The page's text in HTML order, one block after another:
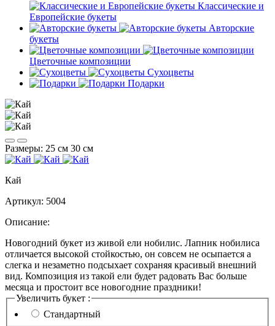
Классические и
Европейские букеты
Авторские
букеты
Цветочные композиции
Сухоцветы
Подарки
Размеры: 25 см 30 см
Кай
Артикул: 5004
Описание:
Новогодний букет из живой ели нобилис. Лапник нобилиса
отличается высокой стойкостью, он совсем не осыпается а
слегка и незаметно подсыхает сохраняя красивый внешний
вид. Композиция из такой ели будет радовать Вас больше
месяца и простоит все новогодние праздники!
Увеличить букет :
Стандартный